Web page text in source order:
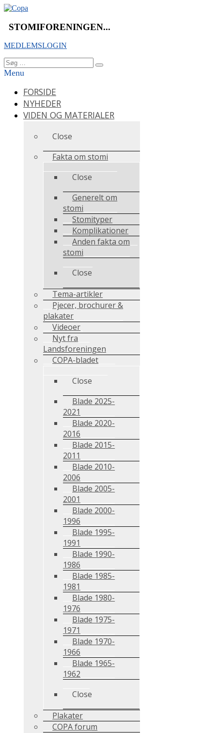
Videre
indhold
STOMIFORENINGEN...
MEDLEMSLOGIN
Søg
efter:
Søg
Menu
FORSIDE
NYHEDER
VIDEN OG MATERIALER
Close
Fakta om stomi
Close
Generelt om
stomi
Stomityper
Komplikationer
Anden fakta om
stomi
Close
Tema-artikler
Pjecer, brochurer &
plakater
Videoer
Nyt fra
Landsforeningen
COPA-bladet
Close
Blade 2025-
2021
Blade 2020-
2016
Blade 2015-
2011
Blade 2010-
2006
Blade 2005-
2001
Blade 2000-
1996
Blade 1995-
1991
Blade 1990-
1986
Blade 1985-
1981
Blade 1980-
1976
Blade 1975-
1971
Blade 1970-
1966
Blade 1965-
1962
Close
Plakater
COPA forum